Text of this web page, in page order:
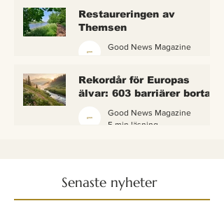
Restaureringen av
Themsen
Good News Magazine
Rekordår för Europas
älvar: 603 barriärer borta
igen
Good News Magazine
5 min läsning
Senaste nyheter